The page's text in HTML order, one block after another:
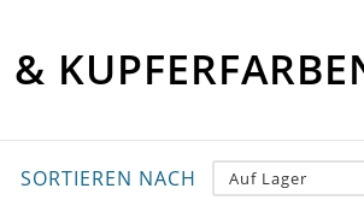
SORTIEREN NACH Auf Lager